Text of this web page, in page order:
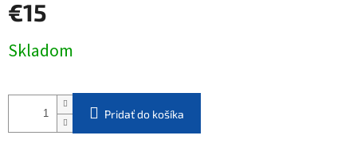
€15
cena:
Skladom
Pridať do košíka